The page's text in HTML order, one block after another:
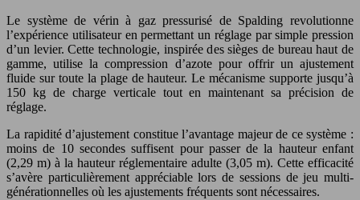
Le système de vérin à gaz pressurisé de Spalding revolutionne
l’expérience utilisateur en permettant un réglage par simple pression
d’un levier. Cette technologie, inspirée des sièges de bureau haut de
gamme, utilise la compression d’azote pour offrir un ajustement
fluide sur toute la plage de hauteur. Le mécanisme supporte jusqu’à
150 kg de charge verticale tout en maintenant sa précision de
réglage.
La rapidité d’ajustement constitue l’avantage majeur de ce système :
moins de 10 secondes suffisent pour passer de la hauteur enfant
(2,29 m) à la hauteur réglementaire adulte (3,05 m). Cette efficacité
s’avère particulièrement appréciable lors de sessions de jeu multi-
générationnelles où les ajustements fréquents sont nécessaires.